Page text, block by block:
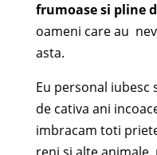
frumoase si pline
oameni care au
asta.
Eu personal iubesc
de cativa ani
imbracam toti